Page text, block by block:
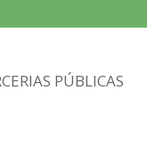
PÚBLICAS